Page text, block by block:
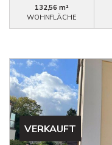
132,56 m²
WOHNFLÄCHE
VERKAUFT